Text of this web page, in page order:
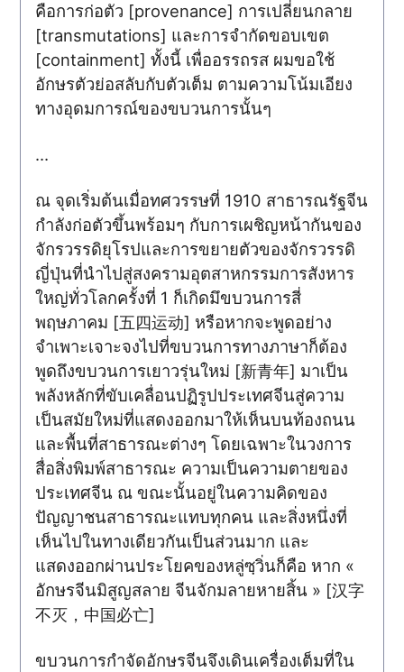
คือการก่อตัว [provenance] การเปลี่ยนกลาย
[transmutations] และการจำกัดขอบเขต
[containment] ทั้งนี้ เพื่ออรรถรส ผมขอใช้
อักษรตัวย่อสลับกับตัวเต็ม ตามความโน้มเอียง
ทางอุดมการณ์ของขบวนการนั้นๆ
…
ณ จุดเริ่มต้นเมื่อทศวรรษที่ 1910 สาธารณรัฐจีน
กำลังก่อตัวขึ้นพร้อมๆ กับการเผชิญหน้ากันของ
จักรวรรดิยุโรปและการขยายตัวของจักรวรรดิ
ญี่ปุ่นที่นำไปสู่สงครามอุตสาหกรรมการสังหาร
ใหญ่ทั่วโลกครั้งที่ 1 ก็เกิดมึขบวนการสี่
พฤษภาคม [五四运动] หรือหากจะพูดอย่าง
จำเพาะเจาะจงไปที่ขบวนการทางภาษาก็ต้อง
พูดถึงขบวนการเยาวรุ่นใหม่ [新青年] มาเป็น
พลังหลักที่ขับเคลื่อนปฏิรูปประเทศจีนสู่ความ
เป็นสมัยใหม่ที่แสดงออกมาให้เห็นบนท้องถนน
และพื้นที่สาธารณะต่างๆ โดยเฉพาะในวงการ
สื่อสิ่งพิมพ์สาธารณะ ความเป็นความตายของ
ประเทศจีน ณ ขณะนั้นอยู่ในความคิดของ
ปัญญาชนสาธารณะแทบทุกคน และสิ่งหนึ่งที่
เห็นไปในทางเดียวกันเป็นส่วนมาก และ
แสดงออกผ่านประโยคของหลู่ซฺวิ่นก็คือ หาก «
อักษรจีนมิสูญสลาย จีนจักมลายหายสิ้น » [汉字
不灭，中国必亡]
ขบวนการกำจัดอักษรจีนจึงเดินเครื่องเต็มที่ใน